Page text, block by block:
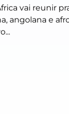
vai reunir
angolana e